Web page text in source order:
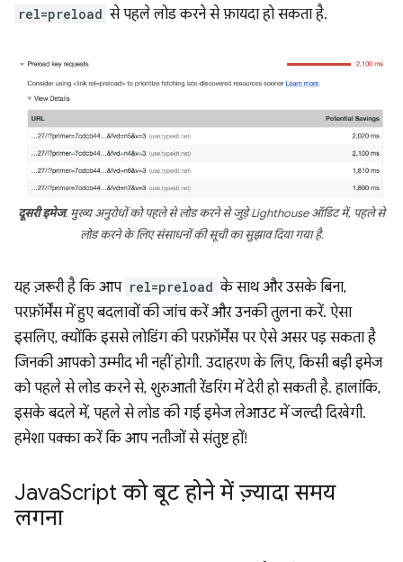
rel=preload से पहले लोड करने से फ़ायदा हो सकता है.
दूसरी इमेज. मुख्य अनुरोधों को पहले से लोड करने से जुड़े Lighthouse ऑडिट में, पहले से
लोड करने के लिए संसाधनों की सूची का सुझाव दिया गया है.
यह ज़रूरी है कि आप rel=preload के साथ और उसके बिना,
परफ़ॉर्मेंस में हुए बदलावों की जांच करें और उनकी तुलना करें. ऐसा
इसलिए, क्योंकि इससे लोडिंग की परफ़ॉर्मेंस पर ऐसे असर पड़ सकता है
जिनकी आपको उम्मीद भी नहीं होगी. उदाहरण के लिए, किसी बड़ी इमेज
को पहले से लोड करने से, शुरुआती रेंडरिंग में देरी हो सकती है. हालांकि,
इसके बदले में, पहले से लोड की गई इमेज लेआउट में जल्दी दिखेगी.
हमेशा पक्का करें कि आप नतीजों से संतुष्ट हों!
JavaScript को बूट होने में ज़्यादा समय
लगना